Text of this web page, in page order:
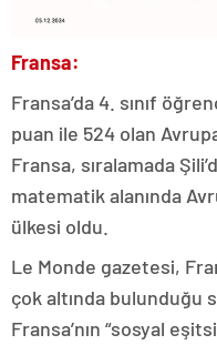
Fransa:
Fransa’da 4. sınıf
puan ile 524 olan
Fransa, sıralamada
matematik alanında
ülkesi oldu.
Le Monde gazetesi,
çok altında bulunduğu
Fransa’nın “sosyal